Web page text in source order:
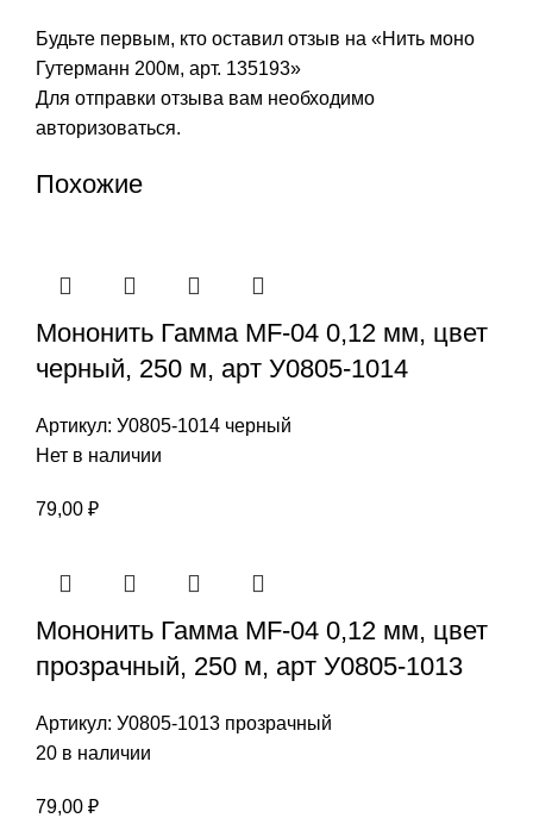
Будьте первым, кто оставил отзыв на «Нить моно
Гутерманн 200м, арт. 135193»
Для отправки отзыва вам необходимо
авторизоваться.
Похожие
Мононить Гамма MF-04 0,12 мм, цвет
черный, 250 м, арт У0805-1014
Артикул: У0805-1014 черный
Нет в наличии
79,00 ₽
Мононить Гамма MF-04 0,12 мм, цвет
прозрачный, 250 м, арт У0805-1013
Артикул: У0805-1013 прозрачный
20 в наличии
79,00 ₽